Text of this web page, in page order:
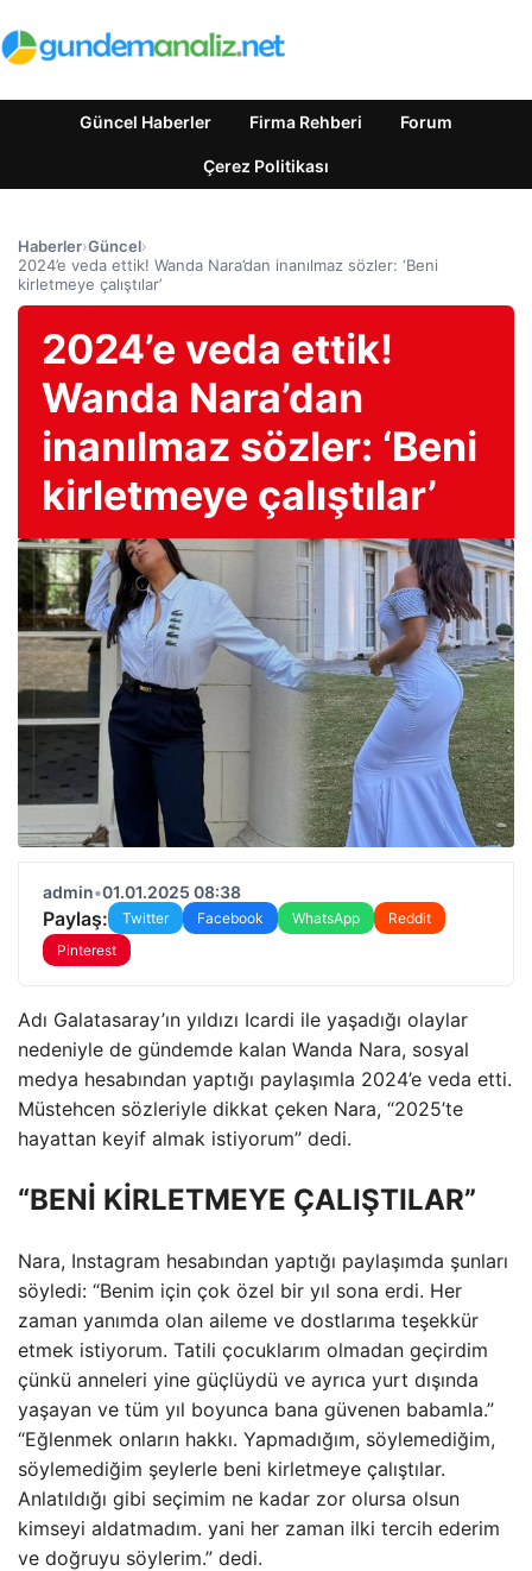
Güncel Haberler Firma Rehberi Forum
Çerez Politikası
Haberler›Güncel›
2024’e veda ettik! Wanda Nara’dan inanılmaz sözler: ‘Beni
kirletmeye çalıştılar’
2024’e veda ettik!
Wanda Nara’dan
inanılmaz sözler: ‘Beni
kirletmeye çalıştılar’
admin•01.01.2025 08:38
Paylaş: Twitter Facebook WhatsApp
Reddit
Pinterest
Adı Galatasaray’ın yıldızı Icardi ile yaşadığı olaylar
nedeniyle de gündemde kalan Wanda Nara, sosyal
medya hesabından yaptığı paylaşımla 2024’e veda etti.
Müstehcen sözleriyle dikkat çeken Nara, “2025’te
hayattan keyif almak istiyorum” dedi.
“BENİ KİRLETMEYE ÇALIŞTILAR”
Nara, Instagram hesabından yaptığı paylaşımda şunları
söyledi: “Benim için çok özel bir yıl sona erdi. Her
zaman yanımda olan aileme ve dostlarıma teşekkür
etmek istiyorum. Tatili çocuklarım olmadan geçirdim
çünkü anneleri yine güçlüydü ve ayrıca yurt dışında
yaşayan ve tüm yıl boyunca bana güvenen babamla.”
“Eğlenmek onların hakkı. Yapmadığım, söylemediğim,
söylemediğim şeylerle beni kirletmeye çalıştılar.
Anlatıldığı gibi seçimim ne kadar zor olursa olsun
kimseyi aldatmadım. yani her zaman ilki tercih ederim
ve doğruyu söylerim.” dedi.